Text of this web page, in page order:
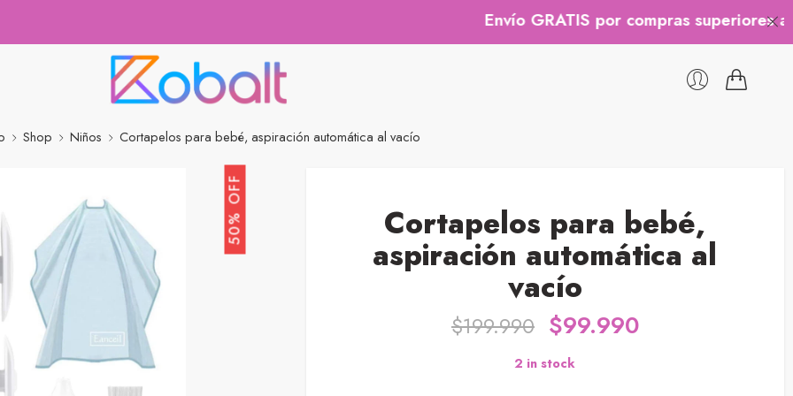
Envío GRATIS por compras superiores a
Shop Niños Cortapelos para bebé, aspiración automática al vacío
50% OFF Cortapelos para bebé,
aspiración automática al
vacío
$199.990 $99.990
2 in stock